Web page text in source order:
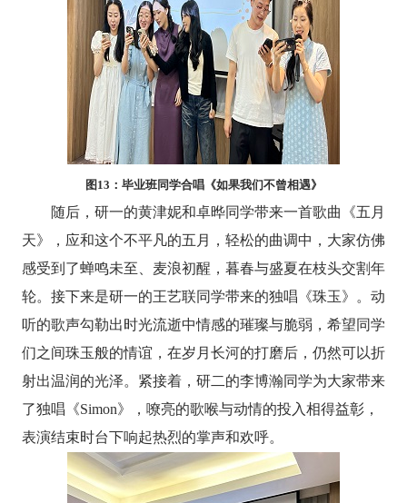
图 13 ：毕业班同学合唱《如果我们不曾相遇》
随后，研一的黄津妮和卓晔同学带来一首歌曲《五月
天》，应和这个不平凡的五月，轻松的曲调中，大家仿佛
感受到了蝉鸣未至、麦浪初醒，暮春与盛夏在枝头交割年
轮。接下来是研一的王艺联同学带来的独唱《珠玉》。动
听的歌声勾勒出时光流逝中情感的璀璨与脆弱，希望同学
们之间珠玉般的情谊，在岁月长河的打磨后，仍然可以折
射出温润的光泽。紧接着，研二的李博瀚同学为大家带来
了独唱《Simon》，嘹亮的歌喉与动情的投入相得益彰，
表演结束时台下响起热烈的掌声和欢呼。